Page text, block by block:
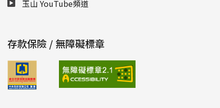
玉山 YouTube頻道
存款保險 / 無障礙標章